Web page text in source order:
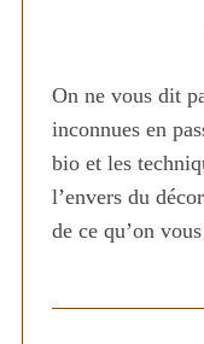
On ne vous dit
inconnues en
bio et les
l’envers du
de ce qu’on